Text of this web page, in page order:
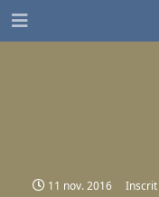
11 nov. 2016 Inscrit